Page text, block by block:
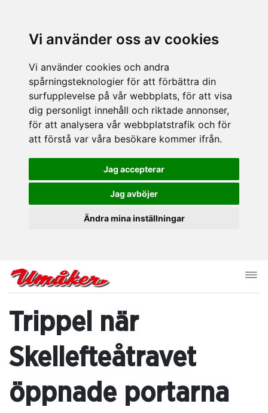
Vi använder oss av cookies
Vi använder cookies och andra
spårningsteknologier för att förbättra din
surfupplevelse på vår webbplats, för att visa
dig personligt innehåll och riktade annonser,
för att analysera vår webbplatstrafik och för
att förstå var våra besökare kommer ifrån.
Jag accepterar
Jag avböjer
Ändra mina inställningar
Trippel när
Skellefteåtravet
öppnade portarna